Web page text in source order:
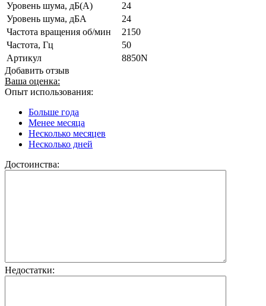
Уровень шума, дБ(А)
24
Уровень шума, дБА
24
Частота вращения об/мин
2150
Частота, Гц
50
Артикул
8850N
Добавить отзыв
Ваша оценка:
Опыт использования:
Больше года
Менее месяца
Несколько месяцев
Несколько дней
Достоинства:
Недостатки: